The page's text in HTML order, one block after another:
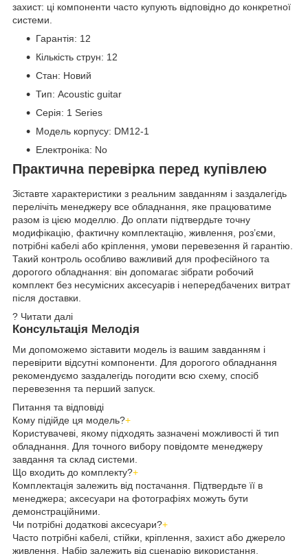
захист: ці компоненти часто купують відповідно до конкретної
системи.
Гарантія: 12
Кількість струн: 12
Стан: Новий
Тип: Acoustic guitar
Серія: 1 Series
Модель корпусу: DM12-1
Електроніка: No
Практична перевірка перед купівлею
Зіставте характеристики з реальним завданням і заздалегідь
перелічіть менеджеру все обладнання, яке працюватиме
разом із цією моделлю. До оплати підтвердьте точну
модифікацію, фактичну комплектацію, живлення, роз’єми,
потрібні кабелі або кріплення, умови перевезення й гарантію.
Такий контроль особливо важливий для професійного та
дорогого обладнання: він допомагає зібрати робочий
комплект без несумісних аксесуарів і непередбачених витрат
після доставки.
? Читати далі
Консультація Мелодія
Ми допоможемо зіставити модель із вашим завданням і
перевірити відсутні компоненти. Для дорогого обладнання
рекомендуємо заздалегідь погодити всю схему, спосіб
перевезення та перший запуск.
Питання та відповіді
Кому підійде ця модель?+
Користувачеві, якому підходять зазначені можливості й тип
обладнання. Для точного вибору повідомте менеджеру
завдання та склад системи.
Що входить до комплекту?+
Комплектація залежить від постачання. Підтвердьте її в
менеджера; аксесуари на фотографіях можуть бути
демонстраційними.
Чи потрібні додаткові аксесуари?+
Часто потрібні кабелі, стійки, кріплення, захист або джерело
живлення. Набір залежить від сценарію використання.